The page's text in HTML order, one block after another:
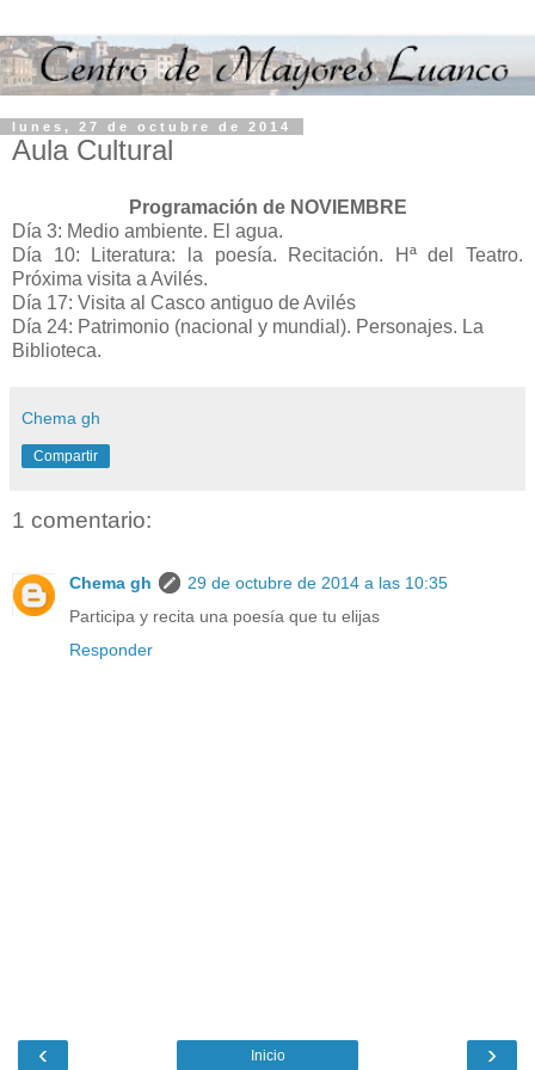
lunes, 27 de octubre de 2014
Aula Cultural
Programación de NOVIEMBRE
Día 3: Medio ambiente. El agua.
Día 10: Literatura: la poesía. Recitación. Hª del Teatro.
Próxima visita a Avilés.
Día 17: Visita al Casco antiguo de Avilés
Día 24: Patrimonio (nacional y mundial). Personajes. La
Biblioteca.
Chema gh
Compartir
1 comentario:
Chema gh
29 de octubre de 2014 a las 10:35
Participa y recita una poesía que tu elijas
Responder
‹ ›
Inicio